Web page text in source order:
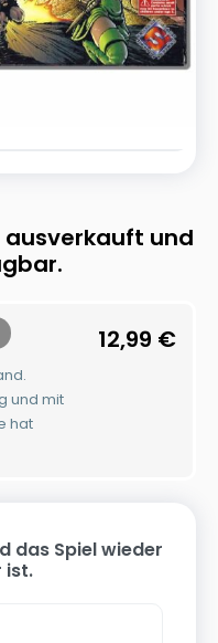
ausverkauft und
und mit
hat
12,99 €
das Spiel wieder
ist.